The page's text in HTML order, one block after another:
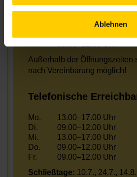
Ablehnen
Mo.
13.00–17.00 Uhr
13.00–17.00 Uhr
Fr.
09.00–12.00 Uhr
Außerhalb der Öffnungszeiten
nach Vereinbarung möglich!
Telefonische
Mo.
13.00–17.00 Uhr
Di.
09.00–12.00 Uhr
Mi.
13.00–17.00 Uhr
Do.
09.00–12.00 Uhr
Fr.
09.00–12.00 Uhr
Schließtage: 10.7., 24.7.,